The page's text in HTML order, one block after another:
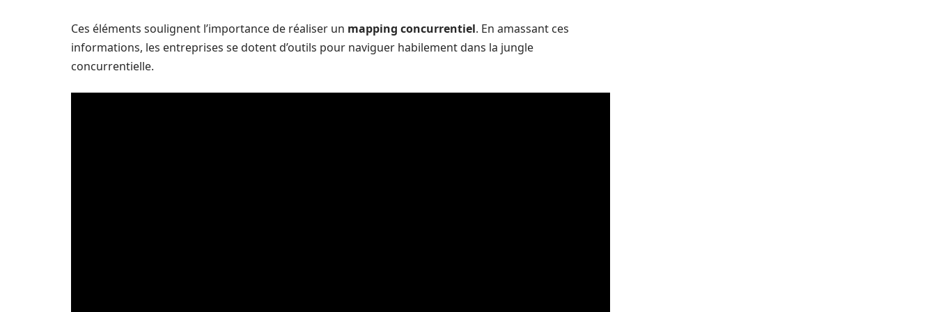
Ces éléments soulignent l’importance de réaliser un mapping concurrentiel. En amassant ces
informations, les entreprises se dotent d’outils pour naviguer habilement dans la jungle
concurrentielle.